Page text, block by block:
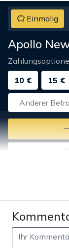
Einmalig
Apollo
10 €
15 €